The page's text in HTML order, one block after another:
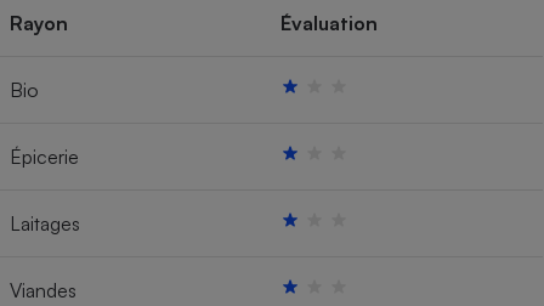
Rayon Évaluation
Bio
Épicerie
Laitages
Viandes